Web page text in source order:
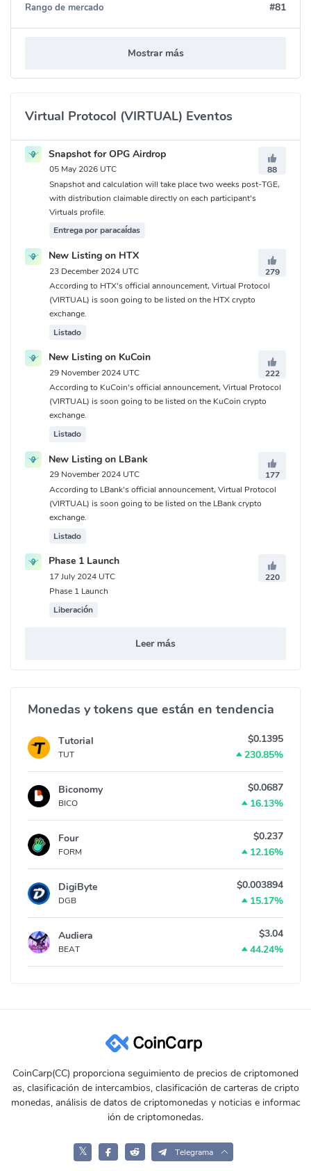
Rango de mercado #81
Mostrar más
Virtual Protocol (VIRTUAL) Eventos
Snapshot for OPG Airdrop
05 May 2026 UTC
88
Snapshot and calculation will take place two weeks post-TGE,
with distribution claimable directly on each participant's
Virtuals profile.
Entrega por paracaídas
New Listing on HTX
23 December 2024 UTC
279
According to HTX's official announcement, Virtual Protocol
(VIRTUAL) is soon going to be listed on the HTX crypto
exchange.
Listado
New Listing on KuCoin
29 November 2024 UTC
222
According to KuCoin's official announcement, Virtual Protocol
(VIRTUAL) is soon going to be listed on the KuCoin crypto
exchange.
Listado
New Listing on LBank
29 November 2024 UTC
177
According to LBank's official announcement, Virtual Protocol
(VIRTUAL) is soon going to be listed on the LBank crypto
exchange.
Listado
Phase 1 Launch
17 July 2024 UTC
220
Phase 1 Launch
Liberación
Leer más
Monedas y tokens que están en tendencia
Tutorial
TUT
$0.1395
230.85%
Biconomy
BICO
$0.0687
16.13%
Four
FORM
$0.237
12.16%
DigiByte
DGB
$0.003894
15.17%
Audiera
BEAT
$3.04
44.24%
CoinCarp(CC) proporciona seguimiento de precios de criptomoned
as, clasificación de intercambios, clasificación de carteras de cripto
monedas, análisis de datos de criptomonedas y noticias e informac
ión de criptomonedas.
𝕏 Telegrama